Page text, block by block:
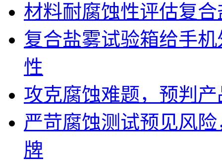
材料耐腐蚀性评估复
复合盐雾试验箱给手
性
攻克腐蚀难题，预判
严苛腐蚀测试预见风
牌